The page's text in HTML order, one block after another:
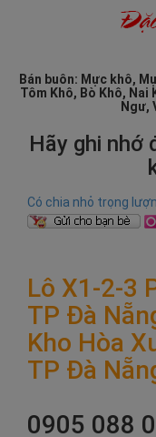
Bán buôn: Mực khô,
Tôm Khô, Bò Khô, Nai
Ngư,
Hãy ghi nhớ
Có chia nhỏ trọng
Lô X1-2-3
TP Đà
Kho Hòa
TP Đà
0905 088